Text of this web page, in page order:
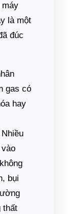
máy
là một
đúc
gas có
hay
Nhiều
bụi
thất